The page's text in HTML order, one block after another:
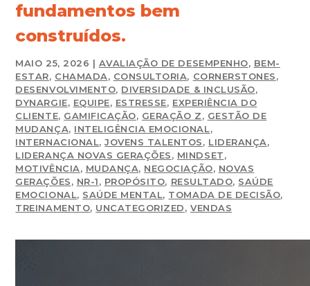
fundamentos bem
construídos.
MAIO 25, 2026 | AVALIAÇÃO DE DESEMPENHO, BEM-
ESTAR, CHAMADA, CONSULTORIA, CORNERSTONES,
DESENVOLVIMENTO, DIVERSIDADE & INCLUSÃO,
DYNARGIE, EQUIPE, ESTRESSE, EXPERIÊNCIA DO
CLIENTE, GAMIFICAÇÃO, GERAÇÃO Z, GESTÃO DE
MUDANÇA, INTELIGÊNCIA EMOCIONAL,
INTERNACIONAL,JOVENS TALENTOS, LIDERANÇA,
LIDERANÇA NOVAS GERAÇÕES, MINDSET,
MOTIVÊNCIA, MUDANÇA, NEGOCIAÇÃO, NOVAS
GERAÇÕES, NR-1, PROPÓSITO, RESULTADO, SAÚDE
EMOCIONAL, SAÚDE MENTAL, TOMADA DE DECISÃO,
TREINAMENTO, UNCATEGORIZED, VENDAS